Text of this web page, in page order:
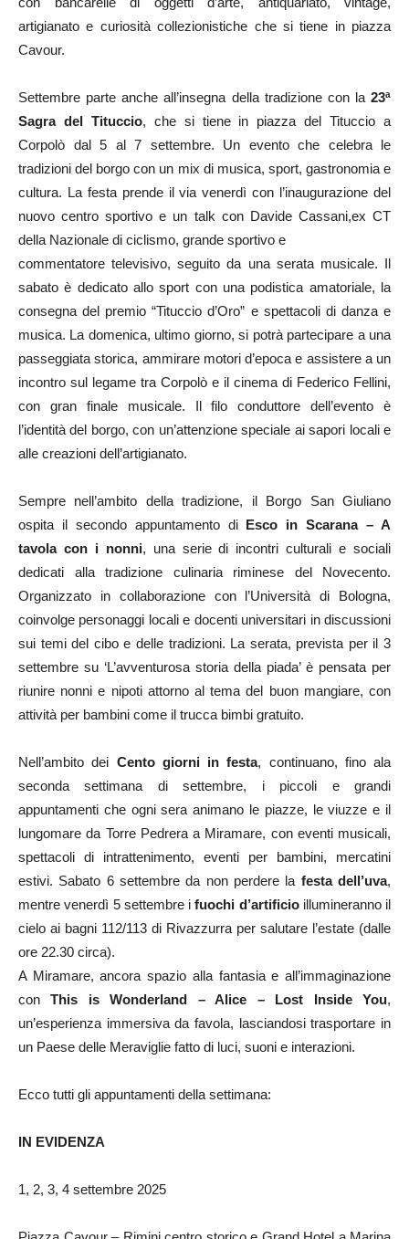
artigianato e curiosità collezionistiche che si tiene in piazza
Cavour.
Settembre parte anche all’insegna della tradizione con la 23ª
Sagra del Tituccio, che si tiene in piazza del Tituccio a
Corpolò dal 5 al 7 settembre. Un evento che celebra le
tradizioni del borgo con un mix di musica, sport, gastronomia e
cultura. La festa prende il via venerdì con l’inaugurazione del
nuovo centro sportivo e un talk con Davide Cassani,ex CT
della Nazionale di ciclismo, grande sportivo e
commentatore televisivo, seguito da una serata musicale. Il
sabato è dedicato allo sport con una podistica amatoriale, la
consegna del premio “Tituccio d’Oro” e spettacoli di danza e
musica. La domenica, ultimo giorno, si potrà partecipare a una
passeggiata storica, ammirare motori d’epoca e assistere a un
incontro sul legame tra Corpolò e il cinema di Federico Fellini,
con gran finale musicale. Il filo conduttore dell’evento è
l’identità del borgo, con un’attenzione speciale ai sapori locali e
alle creazioni dell’artigianato.
Sempre nell’ambito della tradizione, il Borgo San Giuliano
ospita il secondo appuntamento di Esco in Scarana – A
tavola con i nonni, una serie di incontri culturali e sociali
dedicati alla tradizione culinaria riminese del Novecento.
Organizzato in collaborazione con l’Università di Bologna,
coinvolge personaggi locali e docenti universitari in discussioni
sui temi del cibo e delle tradizioni. La serata, prevista per il 3
settembre su ‘L’avventurosa storia della piada’ è pensata per
riunire nonni e nipoti attorno al tema del buon mangiare, con
attività per bambini come il trucca bimbi gratuito.
Nell’ambito dei Cento giorni in festa, continuano, fino ala
seconda settimana di settembre, i piccoli e grandi
appuntamenti che ogni sera animano le piazze, le viuzze e il
lungomare da Torre Pedrera a Miramare, con eventi musicali,
spettacoli di intrattenimento, eventi per bambini, mercatini
estivi. Sabato 6 settembre da non perdere la festa dell’uva,
mentre venerdì 5 settembre ifuochi d’artificioillumineranno il
cielo ai bagni 112/113 di Rivazzurra per salutare l’estate (dalle
ore 22.30 circa).
A Miramare, ancora spazio alla fantasia e all’immaginazione
conThis is Wonderland – Alice – Lost Inside You,
un’esperienza immersiva da favola, lasciandosi trasportare in
un Paese delle Meraviglie fatto di luci, suoni e interazioni.
Ecco tutti gli appuntamenti della settimana:
IN EVIDENZA
1, 2, 3, 4 settembre 2025